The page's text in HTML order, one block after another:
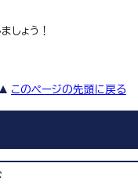
しょう！
このページの先頭に戻る